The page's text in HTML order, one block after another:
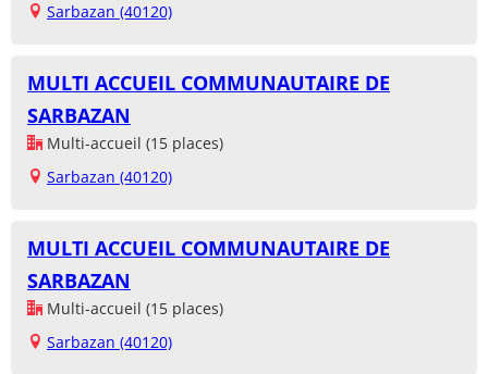
Sarbazan (40120)
MULTI ACCUEIL COMMUNAUTAIRE DE
SARBAZAN
Multi-accueil (15 places)
Sarbazan (40120)
MULTI ACCUEIL COMMUNAUTAIRE DE
SARBAZAN
Multi-accueil (15 places)
Sarbazan (40120)